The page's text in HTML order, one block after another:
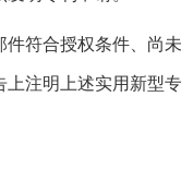
符合授权条件、尚
注明上述实用新型